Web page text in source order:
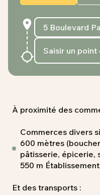
À proximité des
Commerces divers
600 mètres
pâtisserie, épicerie,
550 m
Et des transports :